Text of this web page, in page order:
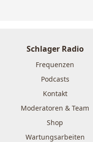
Schlager Radio
Frequenzen
Podcasts
Kontakt
Moderatoren & Team
Shop
Wartungsarbeiten